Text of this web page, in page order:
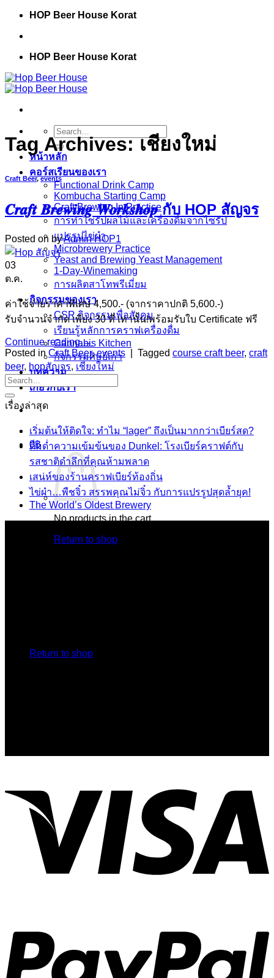
Skip
content
HOP Beer House Korat
HOP Beer House Korat
Search
for:
หน้าหลัก
คอร์สเรียนของเรา
Functional Drink Camp
Kombucha Starting Camp
Craft Brewing In Practice
การทำไซรัปผลไม้และเครื่องดื่มจากไซรัป
แปรรูปไข่ผำ
Microbrewery Practice
Yeast and Brewing Yeast Management
1-Day-Winemaking
การผลิตสาโทพรีเมี่ยม
กิจกรรมของเรา
CSR กิจกรรมเพื่อสังคม
เรียนรู้หลักการคราฟเครื่องดื่ม
Cannabis Kitchen
กิจกรรมศิษย์เก่า
บทความ
เกี่ยวกับเรา
0฿
No products in the cart.
Return to shop
Return to shop
Tag Archives:เชียงใหม่
Craft Beer,events
𝑪𝒓𝒂𝒇𝒕 𝑩𝒓𝒆𝒘𝒊𝒏𝒈 𝑾𝒐𝒓𝒌𝒔𝒉𝒐𝒑 กับ HOP สัญจร
Posted on byAdmin HOP1
03
ต.ค.
ค่าใช้จ่ายราคาพิเศษ 4,500.- (จากราคาปกติ 5,600.-)
รับจำนวนจำกัด เพียง 30 ที่ เท่านั้น!พร้อมรับใบ Certificate ฟรี
Continue reading→
Posted inCraft Beer,events Tagged course craft beer, craft
beer, hopสัญจร, เชียงใหม่
เรื่องล่าสุด
เริ่มต้นให้ติดใจ: ทำไม “lager” ถึงเป็นมากกว่าเบียร์สด?
ดื่มด่ำความเข้มข้นของ Dunkel: โรงเบียร์คราฟต์กับ
รสชาติดำลึกที่คุณห้ามพลาด
เสน่ห์ของร้านคราฟเบียร์ท้องถิ่น
ไข่ผำ…พืชจิ๋ว สรรพคุณไม่จิ๋ว กับการแปรรูปสุดล้ำยุค!
The World’s Oldest Brewery